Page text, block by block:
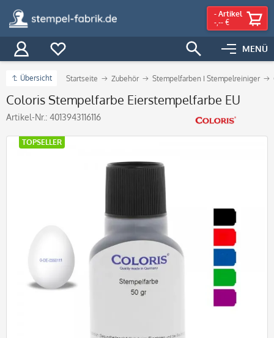
MENÜ
- Artikel
-,-- €
Übersicht Startseite Zubehör Stempelfarben I Stempelreiniger
Coloris Stempelfarbe Eierstempelfarbe EU
Artikel-Nr.: 4013943116116
TOPSELLER